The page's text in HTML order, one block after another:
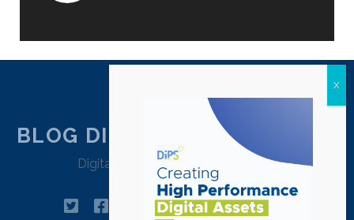
BLOG DIPSTRATEGY JAKARTA
Digital Agency Jakarta – Indonesia
twitterfacebookinstagram
linkedin
tiktokpinterest
youtube